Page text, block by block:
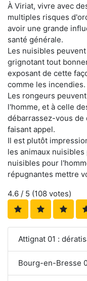
À Viriat, vivre avec
multiples risques
avoir une grande
santé générale.
Les nuisibles
grignotant tout
exposant de cette
comme les incendies.
Les rongeurs
l'homme, et à celle
débarrassez-vous de
faisant appel.
Il est plutôt
les animaux
nuisibles pour
répugnantes mettre
4.6 / 5 (108 votes)
Attignat 01 :
Bourg-en-Bresse